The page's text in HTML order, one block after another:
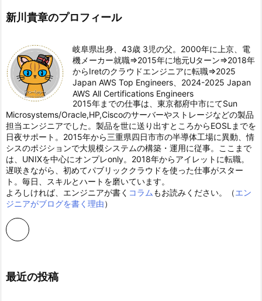
新川貴章のプロフィール
岐阜県出身、43歳 3児の父。2000年に上京、電
機メーカー就職⇒2015年に地元Uターン⇒2018年
からIretのクラウドエンジニアに転職⇒2025
Japan AWS Top Engineers、2024-2025 Japan
AWS All Certifications Engineers
2015年までの仕事は、東京都府中市にてSun
Microsystems/Oracle,HP,Ciscoのサーバーやストレージなどの製品
担当エンジニアでした。製品を世に送り出すところからEOSLまでを
日夜サポート。2015年から三重県四日市市の半導体工場に異動、情
シスのポジションで大規模システムの構築・運用に従事。ここまで
は、UNIXを中心にオンプレonly。2018年からアイレットに転職。
遅咲きながら、初めてパブリッククラウドを使った仕事がスター
ト。毎日、スキルとハートを磨いています。
よろしければ、エンジニアが書く コラムもお読みください。（エン
ジニアがブログを書く理由）
最近の投稿